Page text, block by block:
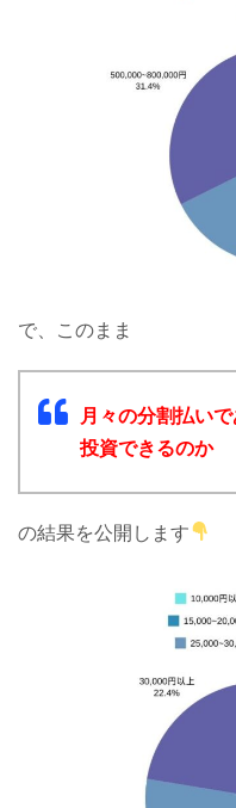
で、このまま
月々の分割払い
投資できるのか
の結果を公開します